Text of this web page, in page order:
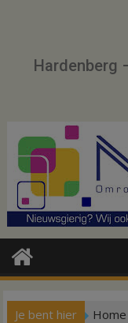
Hardenberg
Je bent hier Home